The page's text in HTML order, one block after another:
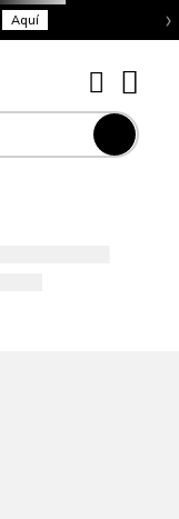
Aquí ›